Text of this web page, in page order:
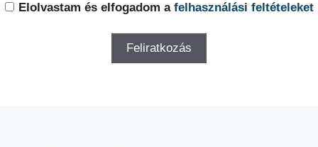
Elolvastam és elfogadom a felhasználási feltételeket